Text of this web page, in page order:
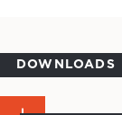
DOWNLOADS